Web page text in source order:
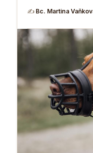
✍ Bc. Martina